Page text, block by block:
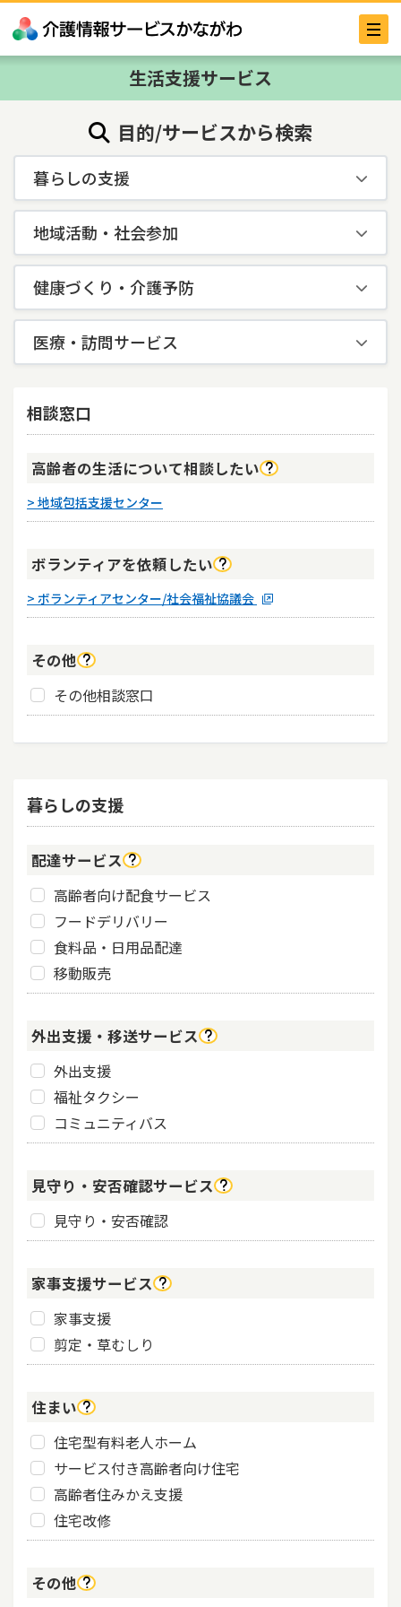
生活支援サービス
目的/サービスから検索
暮らしの支援
地域活動・社会参加
健康づくり・介護予防
医療・訪問サービス
相談窓口
高齢者の生活について相談したい
> 地域包括支援センター
ボランティアを依頼したい
> ボランティアセンター/社会福祉協議会 （新
し
ド
で
その他
その他相談窓口
暮らしの支援
配達サービス
高齢者向け配食サービス
フードデリバリー
食料品・日用品配達
移動販売
外出支援・移送サービス
外出支援
福祉タクシー
コミュニティバス
見守り・安否確認サービス
見守り・安否確認
家事支援サービス
家事支援
剪定・草むしり
住まい
住宅型有料老人ホーム
サービス付き高齢者向け住宅
高齢者住みかえ支援
住宅改修
その他